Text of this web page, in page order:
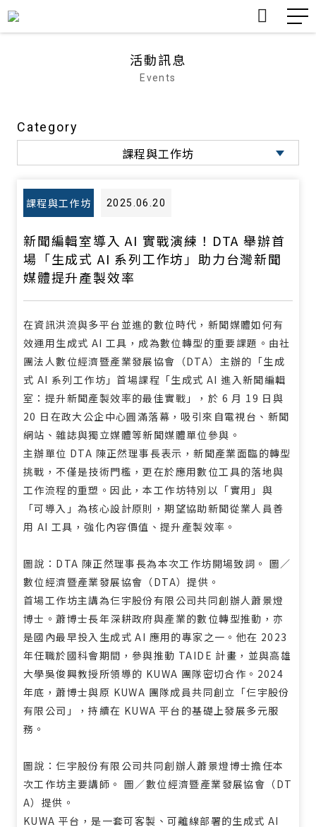
nDX台灣新聞數位創新計畫 nDX
TDX臺灣產業數位轉型量表 TDX
活動訊息 Events
會員服務
轉型案例分享
課程與工作坊
協會活動
會員活動
會訊
其他活動
所有活動
活動訊息
Events
Category
課程與工作坊
課程與工作坊 2025.06.20
新聞編輯室導入 AI 實戰演練！DTA 舉辦首
場「生成式 AI 系列工作坊」助力台灣新聞
媒體提升產製效率
在資訊洪流與多平台並進的數位時代，新聞媒體如何有
效運用生成式 AI 工具，成為數位轉型的重要課題。由社
團法人數位經濟暨產業發展協會（DTA）主辦的「生成
式 AI 系列工作坊」首場課程「生成式 AI 進入新聞編輯
室：提升新聞產製效率的最佳實戰」，於 6 月 19 日與
20 日在政大公企中心圓滿落幕，吸引來自電視台、新聞
網站、雜誌與獨立媒體等新聞媒體單位參與。
主辦單位 DTA 陳正然理事長表示，新聞產業面臨的轉型
挑戰，不僅是技術門檻，更在於應用數位工具的落地與
工作流程的重塑。因此，本工作坊特別以「實用」與
「可導入」為核心設計原則，期望協助新聞從業人員善
用 AI 工具，強化內容價值、提升產製效率。
圖說：DTA 陳正然理事長為本次工作坊開場致詞。 圖／
數位經濟暨產業發展協會（DTA）提供。
首場工作坊主講為仨宇股份有限公司共同創辦人蕭景燈
博士。蕭博士長年深耕政府與產業的數位轉型推動，亦
是國內最早投入生成式 AI 應用的專家之一。他在 2023
年任職於國科會期間，參與推動 TAIDE 計畫，並與高雄
大學吳俊興教授所領導的 KUWA 團隊密切合作。2024
年底，蕭博士與原 KUWA 團隊成員共同創立「仨宇股份
有限公司」，持續在 KUWA 平台的基礎上發展多元服
務。
圖說：仨宇股份有限公司共同創辦人蕭景燈博士擔任本
次工作坊主要講師。 圖／數位經濟暨產業發展協會（DT
A）提供。
KUWA 平台，是一套可客製、可離線部署的生成式 AI